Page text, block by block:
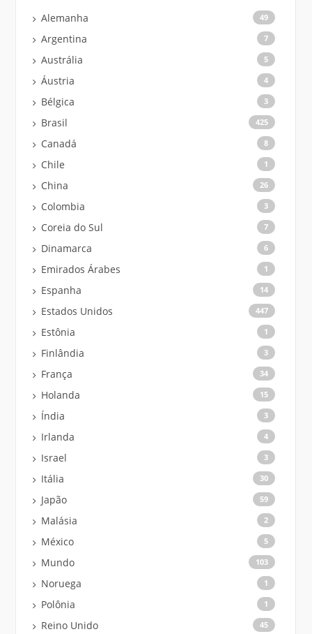
Alemanha 49
Argentina 7
Austrália 5
Áustria 4
Bélgica 3
Brasil 425
Canadá 8
Chile 1
China 26
Colombia 3
Coreia do Sul 7
Dinamarca 6
Emirados Árabes 1
Espanha 14
Estados Unidos 447
Estônia 1
Finlândia 3
França 34
Holanda 15
Índia 3
Irlanda 4
Israel 3
Itália 30
Japão 59
Malásia 2
México 5
Mundo 103
Noruega 1
Polônia 1
Reino Unido 45